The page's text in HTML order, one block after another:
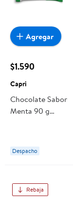
$1.590
Capri
Chocolate Sabor
Menta 90 g
Despacho
Agregar
Rebaja